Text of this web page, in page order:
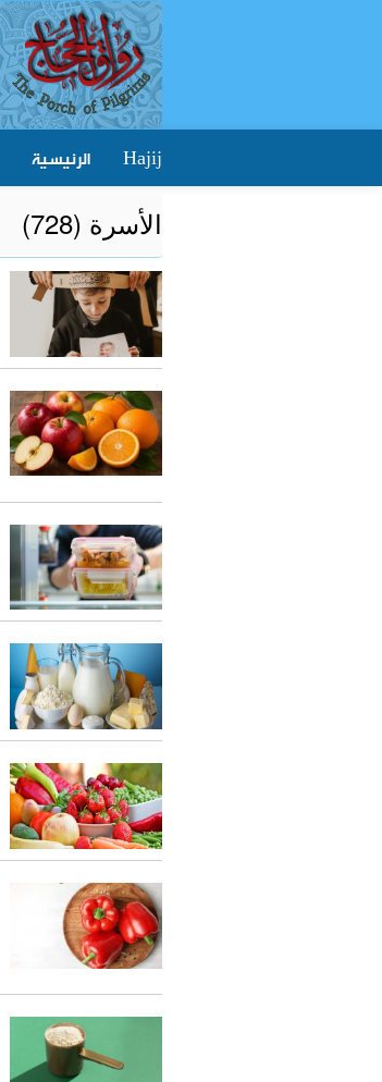
Hajij الرئيسية
الأسرة (728)